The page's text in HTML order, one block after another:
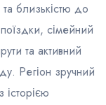
близькістю до
поїздки, сімейний
та активний
Регіон зручний